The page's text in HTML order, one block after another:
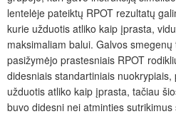
lentelėje pateiktų RPOT rezultatų
kurie užduotis atliko kaip įprasta,
maksimaliam balui. Galvos
pasižymėjo prastesniais RPOT
didesniais standartiniais
užduotis atliko kaip įprasta, tačiau
buvo didesni nei atminties